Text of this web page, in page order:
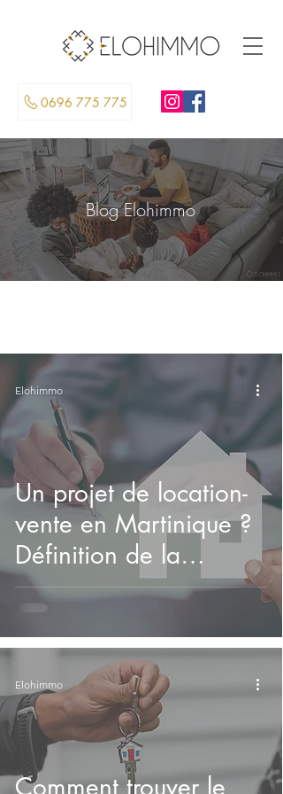
0696 775 775
Blog Elohimmo
Un projet de location-
vente en Martinique ?
Définition de la
location-vente.
Elohimmo
Comment trouver le
Elohimmo